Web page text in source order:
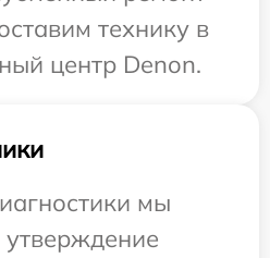
технику в
центр Denon.
мы